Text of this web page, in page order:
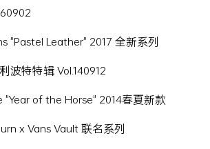
"Pastel Leather" 2017 全新系列
波特特辑 Vol.140912
"Year of the Horse" 2014春夏新款
x Vans Vault 联名系列